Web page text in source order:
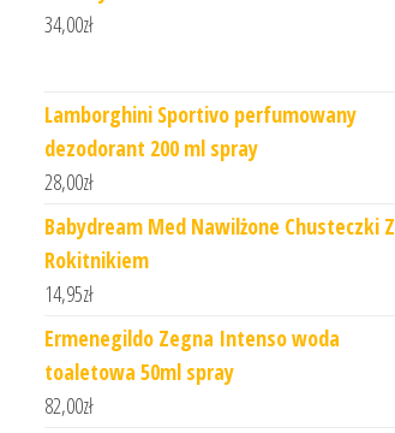
34,00zł
Lamborghini Sportivo perfumowany
dezodorant 200 ml spray
28,00zł
Babydream Med Nawilżone Chusteczki Z
Rokitnikiem
14,95zł
Ermenegildo Zegna Intenso woda
toaletowa 50ml spray
82,00zł